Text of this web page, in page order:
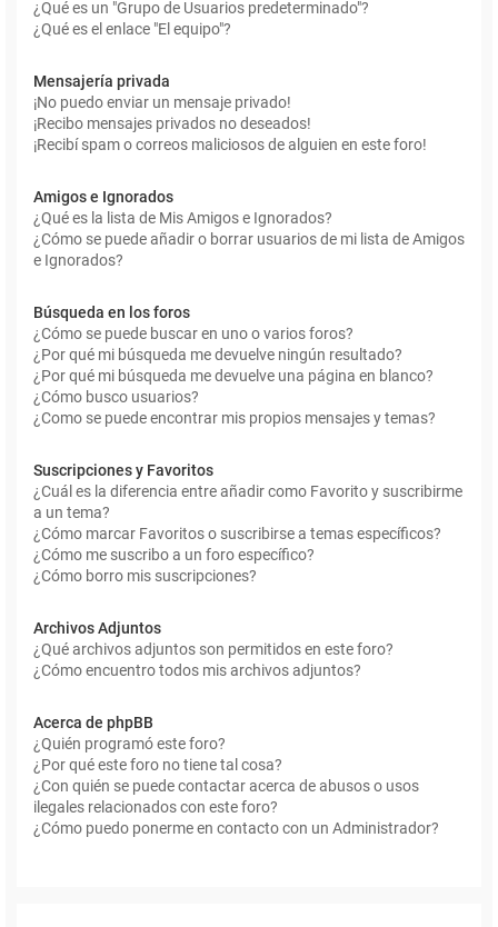
¿Qué es un "Grupo de Usuarios predeterminado"?
¿Qué es el enlace "El equipo"?
Mensajería privada
¡No puedo enviar un mensaje privado!
¡Recibo mensajes privados no deseados!
¡Recibí spam o correos maliciosos de alguien en este foro!
Amigos e Ignorados
¿Qué es la lista de Mis Amigos e Ignorados?
¿Cómo se puede añadir o borrar usuarios de mi lista de Amigos
e Ignorados?
Búsqueda en los foros
¿Cómo se puede buscar en uno o varios foros?
¿Por qué mi búsqueda me devuelve ningún resultado?
¿Por qué mi búsqueda me devuelve una página en blanco?
¿Cómo busco usuarios?
¿Como se puede encontrar mis propios mensajes y temas?
Suscripciones y Favoritos
¿Cuál es la diferencia entre añadir como Favorito y suscribirme
a un tema?
¿Cómo marcar Favoritos o suscribirse a temas específicos?
¿Cómo me suscribo a un foro específico?
¿Cómo borro mis suscripciones?
Archivos Adjuntos
¿Qué archivos adjuntos son permitidos en este foro?
¿Cómo encuentro todos mis archivos adjuntos?
Acerca de phpBB
¿Quién programó este foro?
¿Por qué este foro no tiene tal cosa?
¿Con quién se puede contactar acerca de abusos o usos
ilegales relacionados con este foro?
¿Cómo puedo ponerme en contacto con un Administrador?